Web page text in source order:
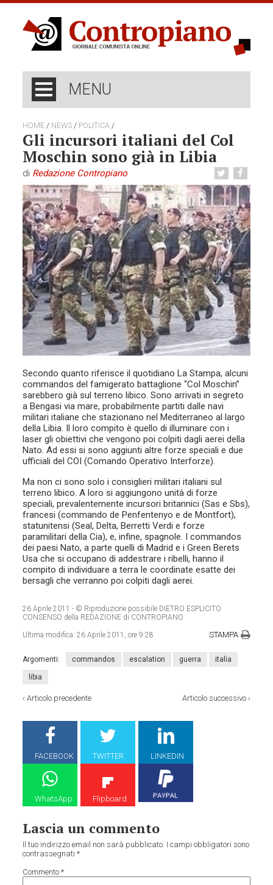
MENU
HOME / NEWS / POLITICA /
Gli incursori italiani del Col
Moschin sono già in Libia
di Redazione Contropiano
Secondo quanto riferisce il quotidiano La Stampa, alcuni
commandos del famigerato battaglione “Col Moschin”
sarebbero già sul terreno libico. Sono arrivati in segreto
a Bengasi via mare, probabilmente partiti dalle navi
militari italiane che stazionano nel Mediterraneo al largo
della Libia. Il loro compito è quello di illuminare con i
laser gli obiettivi che vengono poi colpiti dagli aerei della
Nato. Ad essi si sono aggiunti altre forze speciali e due
ufficiali del COI (Comando Operativo Interforze).
Ma non ci sono solo i consiglieri militari italiani sul
terreno libico.A loro si aggiungono unità di forze
speciali, prevalentemente incursori britannici (Sas e Sbs),
francesi (commando de Penfentenyo e de Montfort),
statunitensi (Seal, Delta, Berretti Verdi e forze
paramilitari della Cia), e, infine, spagnole. I commandos
dei paesi Nato, a parte quelli di Madrid e i Green Berets
Usa che si occupano di addestrare i ribelli, hanno il
compito di individuare a terra le coordinate esatte dei
bersagli che verranno poi colpiti dagli aerei.
26 Aprile 2011 - © Riproduzione possibile DIETRO ESPLICITO
CONSENSO della REDAZIONE di CONTROPIANO
Ultima modifica:26 Aprile 2011, ore 9:28 STAMPA
Argomenti: commandos escalation guerra italia
libia
‹Articolo precedente Articolo successivo›
FACEBOOK TWITTER LINKEDIN
WhatsApp Flipboard
Lascia un commento
Il tuo indirizzo email non sarà pubblicato. I campi obbligatori sono
contrassegnati*
Commento*